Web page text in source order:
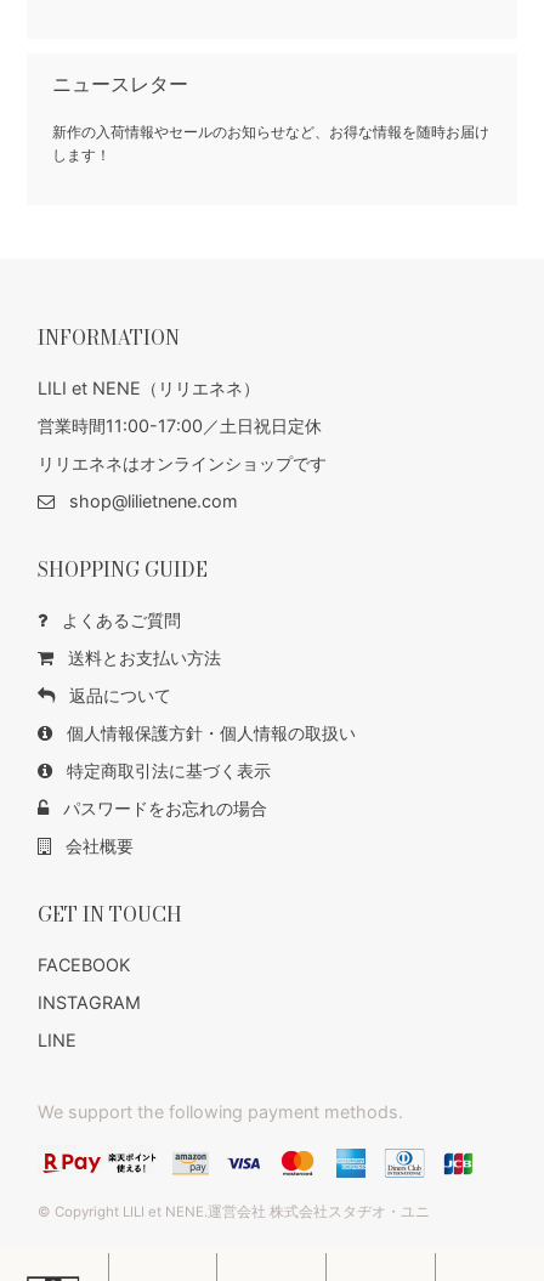
ニュースレター
新作の入荷情報やセールのお知らせなど、お得な情報を随時お届け
します！
INFORMATION
LILI et NENE（リリエネネ）
営業時間11:00-17:00／土日祝日定休
リリエネネはオンラインショップです
shop@lilietnene.com
SHOPPING GUIDE
よくあるご質問
送料とお支払い方法
返品について
個人情報保護方針・個人情報の取扱い
特定商取引法に基づく表示
パスワードをお忘れの場合
会社概要
GET IN TOUCH
FACEBOOK
INSTAGRAM
LINE
We support the following payment methods.
© Copyright LILI et NENE.運営会社 株式会社スタヂオ・ユニ